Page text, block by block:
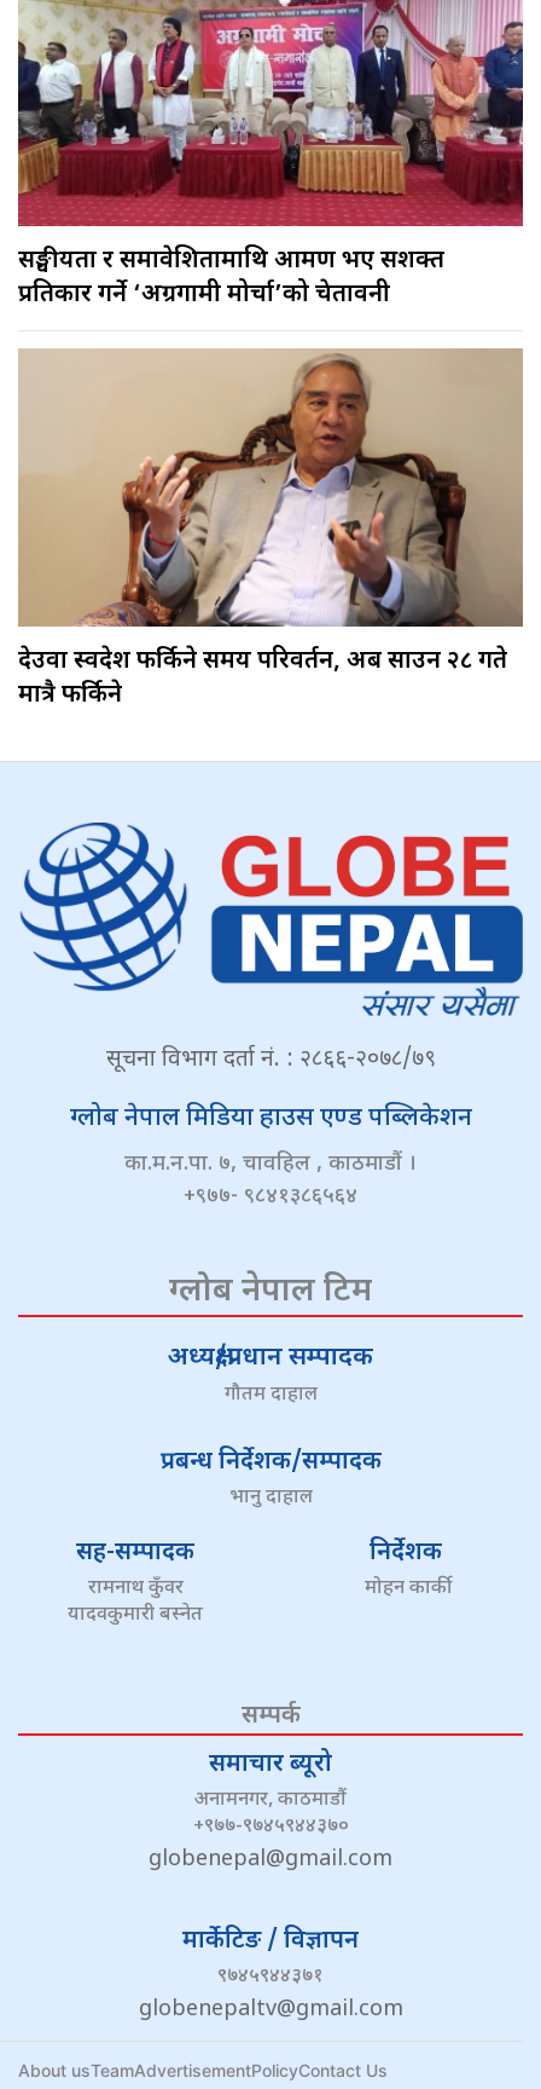
सङ्घीयता र समावेशितामाथि आक्रमण भए सशक्त
प्रतिकार गर्ने ‘अग्रगामी मोर्चा’को चेतावनी
देउवा स्वदेश फर्किने समय परिवर्तन, अब साउन २८ गते
मात्रै फर्किने
सूचना विभाग दर्ता नं. : २८६६-२०७८/७९
ग्लोब नेपाल मिडिया हाउस एण्ड पब्लिकेशन
का.म.न.पा. ७, चावहिल , काठमाडौं ।
+९७७- ९८४१३८६५६४
ग्लोब नेपाल टिम
अध्यक्ष/प्रधान सम्पादक
गौतम दाहाल
प्रबन्ध निर्देशक/सम्पादक
भानु दाहाल
सह-सम्पादक
रामनाथ कुँवर
यादवकुमारी बस्नेत
निर्देशक
मोहन कार्की
सम्पर्क
समाचार ब्यूरो
अनामनगर, काठमाडौं
+९७७-९७४५९४४३७०
globenepal@gmail.com
मार्केटिङ / विज्ञापन
९७४५९४४३७१
globenepaltv@gmail.com
About usTeamAdvertisementPolicyContact Us